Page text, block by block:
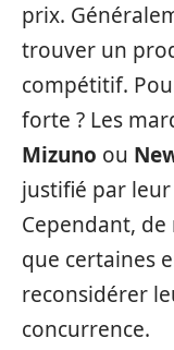
prix.
trouver un
compétitif.
forte ? Les
Mizuno ou
justifié par
Cependant,
que certaines
reconsidérer
concurrence.